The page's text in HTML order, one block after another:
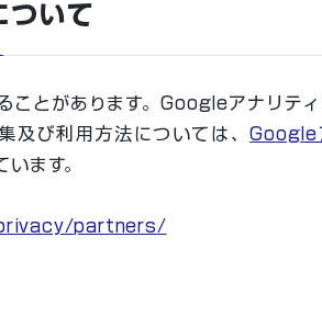
いて
ことがあります。Googleアナリテ
及び利用方法については、Google
ます。
partners/